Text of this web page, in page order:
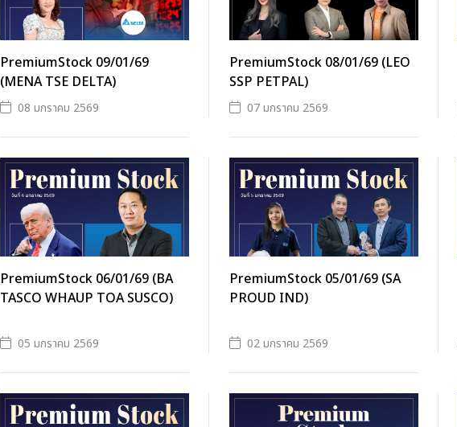
PremiumStock 09/01/69
(MENA TSE DELTA)
08 มกราคม 2569
PremiumStock 08/01/69 (LEO
SSP PETPAL)
07 มกราคม 2569
PremiumStock 06/01/69 (BA
TASCO WHAUP TOA SUSCO)
05 มกราคม 2569
PremiumStock 05/01/69 (SA
PROUD IND)
02 มกราคม 2569